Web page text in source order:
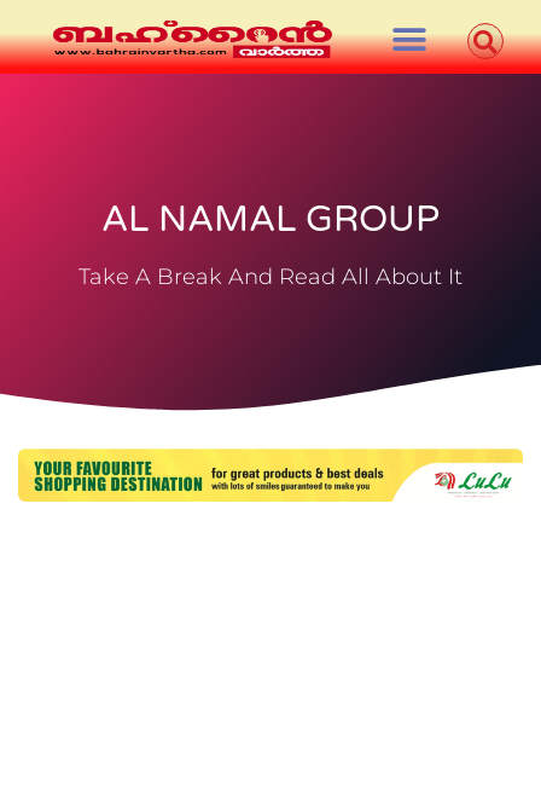
AL NAMAL GROUP
Take A Break And Read All About It